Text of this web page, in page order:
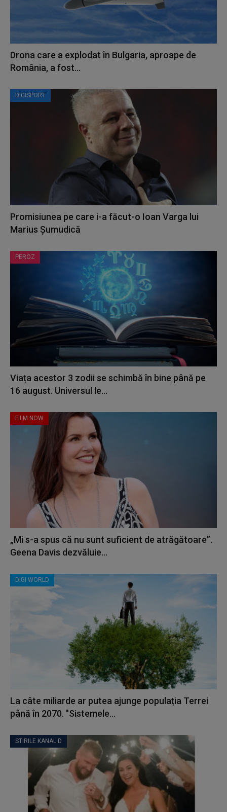
Drona care a explodat în Bulgaria, aproape de
România, a fost...
DIGISPORT
Promisiunea pe care i-a făcut-o Ioan Varga lui
Marius Șumudică
PEROZ
Viața acestor 3 zodii se schimbă în bine până pe
16 august. Universul le...
FILM NOW
„Mi s-a spus că nu sunt suficient de atrăgătoare”.
Geena Davis dezvăluie...
DIGI WORLD
La câte miliarde ar putea ajunge populația Terrei
până în 2070. "Sistemele...
STIRILE KANAL D